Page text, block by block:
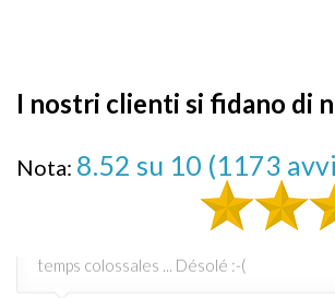
I nostri clienti si fidano di
Nota: 8.52 su 10 (1173